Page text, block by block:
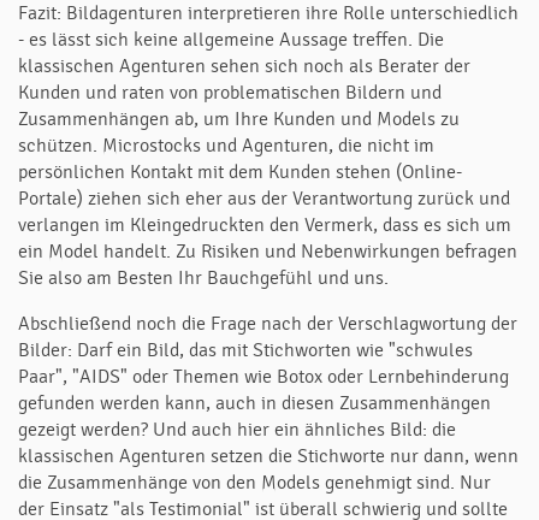
Fazit: Bildagenturen interpretieren ihre Rolle unterschiedlich
- es lässt sich keine allgemeine Aussage treffen. Die
klassischen Agenturen sehen sich noch als Berater der
Kunden und raten von problematischen Bildern und
Zusammenhängen ab, um Ihre Kunden und Models zu
schützen. Microstocks und Agenturen, die nicht im
persönlichen Kontakt mit dem Kunden stehen (Online-
Portale) ziehen sich eher aus der Verantwortung zurück und
verlangen im Kleingedruckten den Vermerk, dass es sich um
ein Model handelt. Zu Risiken und Nebenwirkungen befragen
Sie also am Besten Ihr Bauchgefühl und uns.
Abschließend noch die Frage nach der Verschlagwortung der
Bilder: Darf ein Bild, das mit Stichworten wie "schwules
Paar", "AIDS" oder Themen wie Botox oder Lernbehinderung
gefunden werden kann, auch in diesen Zusammenhängen
gezeigt werden? Und auch hier ein ähnliches Bild: die
klassischen Agenturen setzen die Stichworte nur dann, wenn
die Zusammenhänge von den Models genehmigt sind. Nur
der Einsatz "als Testimonial" ist überall schwierig und sollte